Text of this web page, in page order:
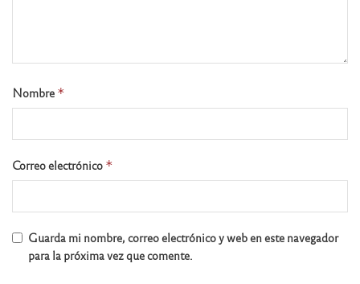
Nombre *
Correo electrónico *
Guarda mi nombre, correo electrónico y web en este navegador
para la próxima vez que comente.